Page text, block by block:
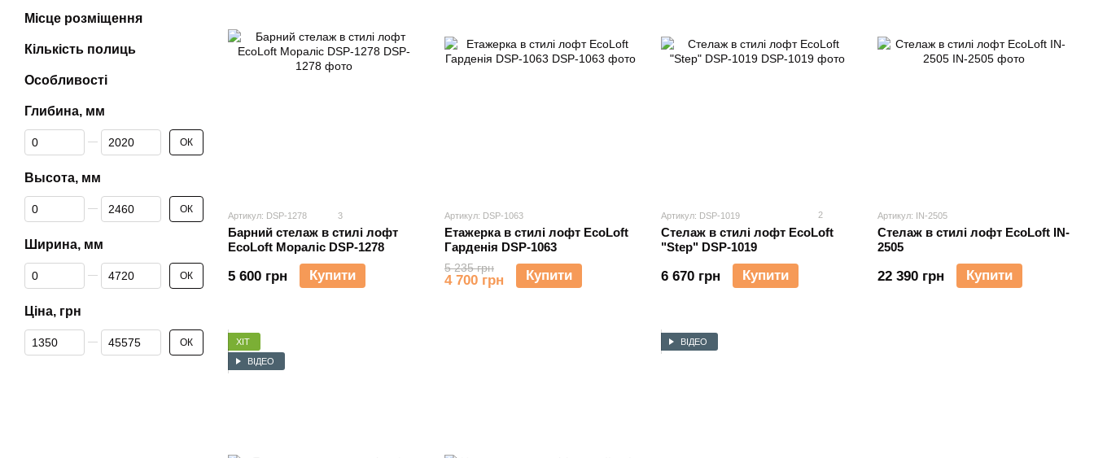
Артикул: DSP-1278 3
Барний стелаж в стилі лофт
EcoLoft Мораліс DSP-1278
5 600 грн Купити
Артикул: DSP-1063
Етажерка в стилі лофт EcoLoft
Гарденія DSP-1063
5 235 грн
4 700 грн Купити
Артикул: DSP-1019 2
Стелаж в стилі лофт EcoLoft
"Step" DSP-1019
6 670 грн Купити
Артикул: IN-2505
Cтелаж в стилі лофт EcoLoft IN-
2505
22 390 грн Купити
ХІТ
ВІДЕО
ВІДЕО
Місце розміщення
Кількість полиць
Особливості
Глибина, мм
Від Глибина, мм
До Глибина, мм ОК
Высота, мм
Від Высота, мм
До Высота, мм ОК
Ширина, мм
Від Ширина, мм
До Ширина, мм ОК
Ціна, грн
Від Ціна, грн
До Ціна, грн ОК